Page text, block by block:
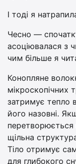
І тоді я
Чесно —
асоціювалася з
чим більше я
Конопляне
мікроскопічних
затримує тепло
його назовні.
щільна
Тіло отримує
для глибокого